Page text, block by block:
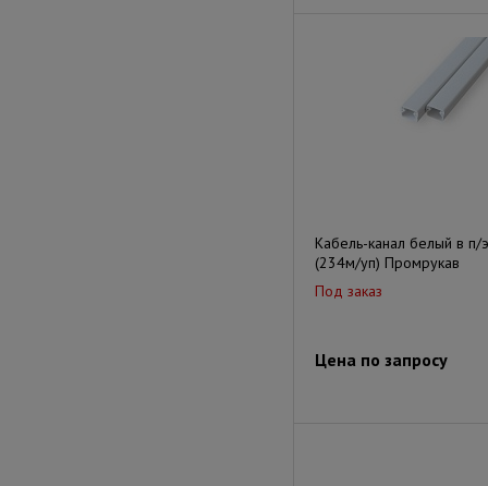
Кабель-канал белый в п/
(234м/уп) Промрукав
Под заказ
Цена по запросу